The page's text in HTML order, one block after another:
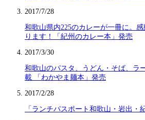
2017/7/28
和歌山県内225のカレーが一冊に。
ります！「紀州のカレー本」発売
2017/3/30
和歌山のパスタ、うどん・そば、ラ
載 「わかやま麺本」発売
2017/2/28
「ランチパスポート和歌山・岩出・